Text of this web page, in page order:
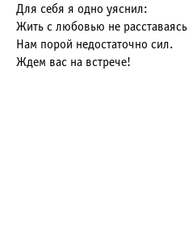
Для себя я одно уяснил:
Жить с любовью не расставаясь
Нам порой недостаточно сил.
Ждем вас на встрече!